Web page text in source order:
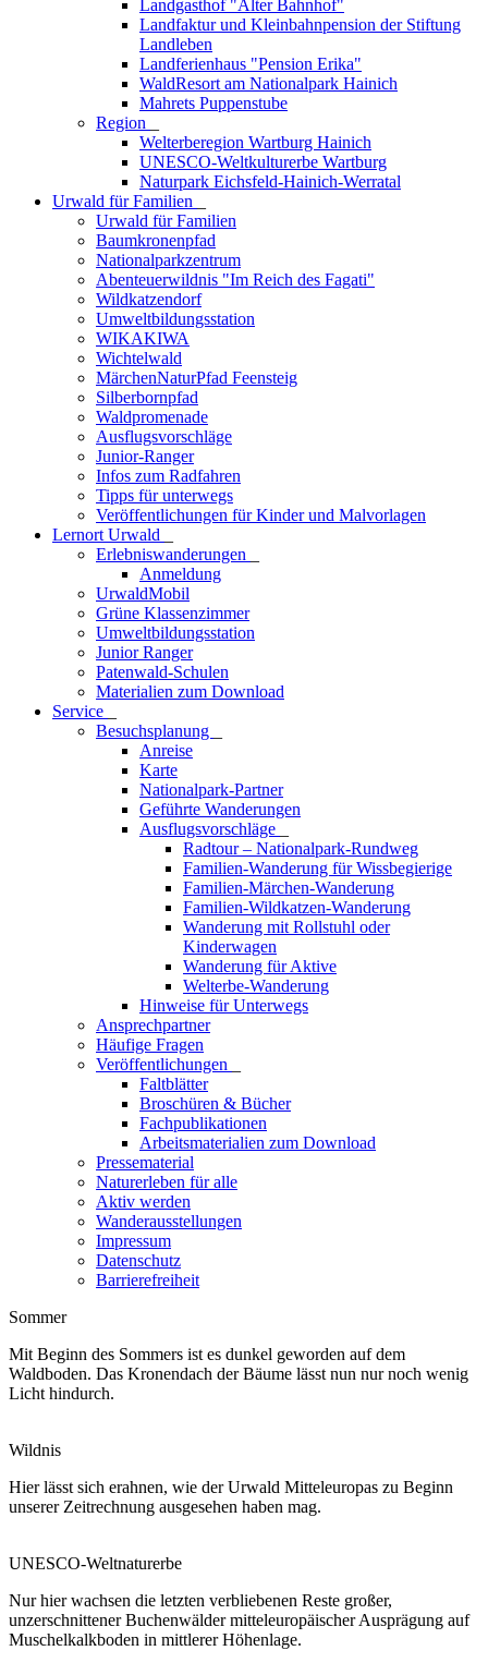
Landgasthof "Alter Bahnhof"
Landfaktur und Kleinbahnpension der Stiftung
Landleben
Landferienhaus "Pension Erika"
WaldResort am Nationalpark Hainich
Mahrets Puppenstube
Region
Welterberegion Wartburg Hainich
UNESCO-Weltkulturerbe Wartburg
Naturpark Eichsfeld-Hainich-Werratal
Urwald für Familien
Urwald für Familien
Baumkronenpfad
Nationalparkzentrum
Abenteuerwildnis "Im Reich des Fagati"
Wildkatzendorf
Umweltbildungsstation
WIKAKIWA
Wichtelwald
MärchenNaturPfad Feensteig
Silberbornpfad
Waldpromenade
Ausflugsvorschläge
Junior-Ranger
Infos zum Radfahren
Tipps für unterwegs
Veröffentlichungen für Kinder und Malvorlagen
Lernort Urwald
Erlebniswanderungen
Anmeldung
UrwaldMobil
Grüne Klassenzimmer
Umweltbildungsstation
Junior Ranger
Patenwald-Schulen
Materialien zum Download
Service
Besuchsplanung
Anreise
Karte
Nationalpark-Partner
Geführte Wanderungen
Ausflugsvorschläge
Radtour – Nationalpark-Rundweg
Familien-Wanderung für Wissbegierige
Familien-Märchen-Wanderung
Familien-Wildkatzen-Wanderung
Wanderung mit Rollstuhl oder
Kinderwagen
Wanderung für Aktive
Welterbe-Wanderung
Hinweise für Unterwegs
Ansprechpartner
Häufige Fragen
Veröffentlichungen
Faltblätter
Broschüren & Bücher
Fachpublikationen
Arbeitsmaterialien zum Download
Pressematerial
Naturerleben für alle
Aktiv werden
Wanderausstellungen
Impressum
Datenschutz
Barrierefreiheit
Sommer
Mit Beginn des Sommers ist es dunkel geworden auf dem
Waldboden. Das Kronendach der Bäume lässt nun nur noch wenig
Licht hindurch.
Wildnis
Hier lässt sich erahnen, wie der Urwald Mitteleuropas zu Beginn
unserer Zeitrechnung ausgesehen haben mag.
UNESCO-Weltnaturerbe
Nur hier wachsen die letzten verbliebenen Reste großer,
unzerschnittener Buchenwälder mitteleuropäischer Ausprägung auf
Muschelkalkboden in mittlerer Höhenlage.